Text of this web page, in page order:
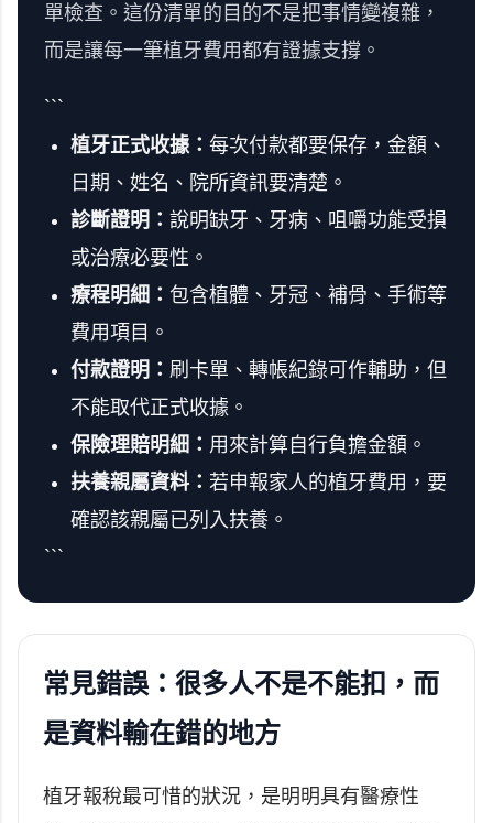
單檢查。這份清單的目的不是把事情變複雜，
而是讓每一筆植牙費用都有證據支撐。
```
植牙正式收據： 每次付款都要保存，金額、
日期、姓名、院所資訊要清楚。
診斷證明： 說明缺牙、牙病、咀嚼功能受損
或治療必要性。
療程明細： 包含植體、牙冠、補骨、手術等
費用項目。
付款證明： 刷卡單、轉帳紀錄可作輔助，但
不能取代正式收據。
保險理賠明細： 用來計算自行負擔金額。
扶養親屬資料： 若申報家人的植牙費用，要
確認該親屬已列入扶養。
```
常見錯誤：很多人不是不能扣，而
是資料輸在錯的地方
植牙報稅最可惜的狀況，是明明具有醫療性